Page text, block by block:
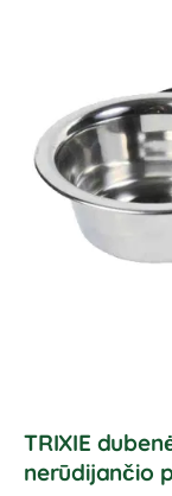
TRIXIE
nerūdijančio